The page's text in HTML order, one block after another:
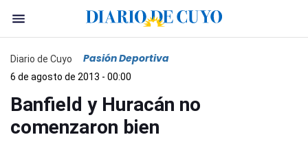
Diario de Cuyo Pasión Deportiva
6 de agosto de 2013 - 00:00
Banfield y Huracán no
comenzaron bien